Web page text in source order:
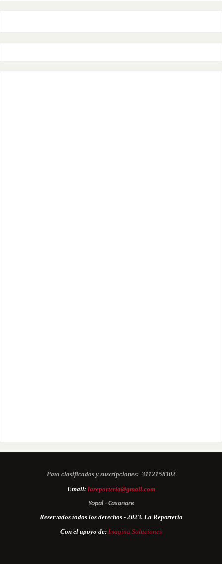
Para clasificados y suscripciones: 3112158302
Email: lareporteria@gmail.com
Yopal - Casanare
Reservados todos los derechos - 2023. La Reportería
Con el apoyo de: Imagina Soluciones